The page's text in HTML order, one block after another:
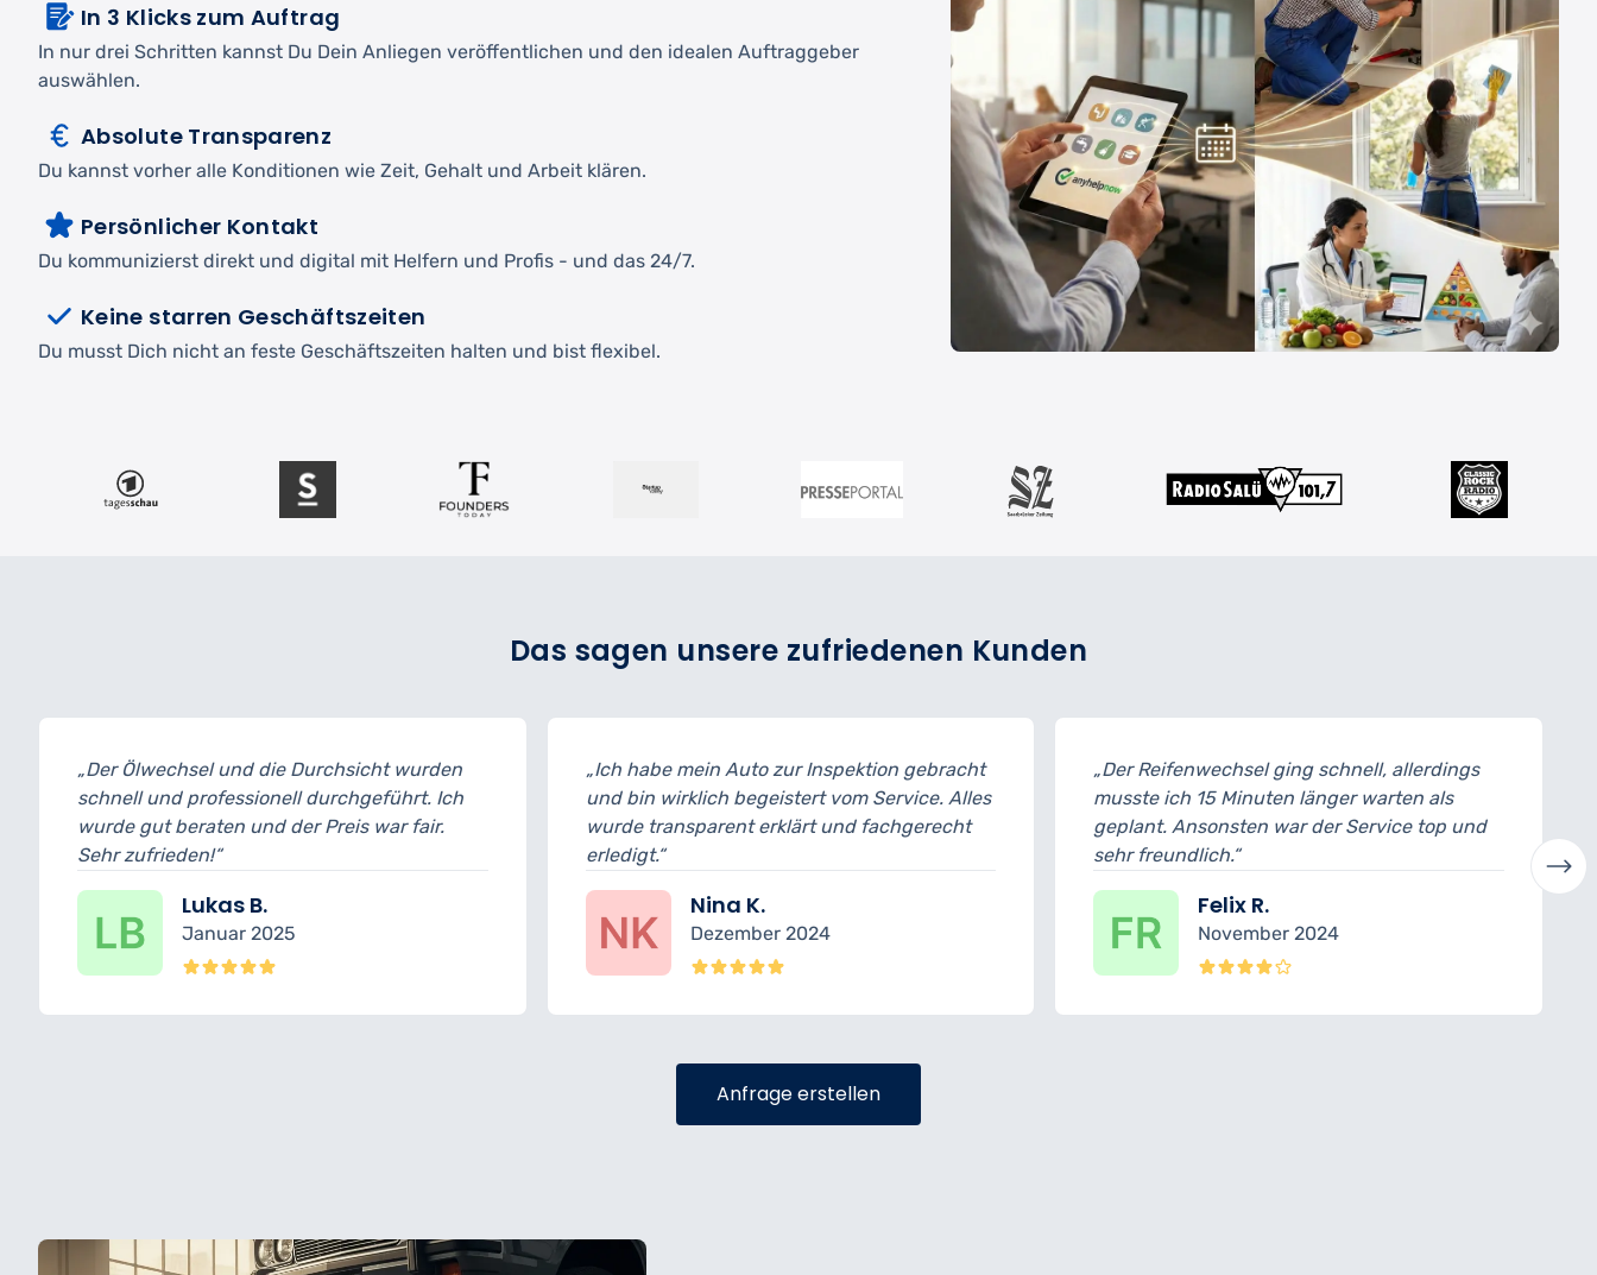
In 3 Klicks zum Auftrag
In nur drei Schritten kannst Du Dein Anliegen veröffentlichen und den idealen Auftraggeber
auswählen.
Absolute Transparenz
Du kannst vorher alle Konditionen wie Zeit, Gehalt und Arbeit klären.
Persönlicher Kontakt
Du kommunizierst direkt und digital mit Helfern und Profis - und das 24/7.
Keine starren Geschäftszeiten
Du musst Dich nicht an feste Geschäftszeiten halten und bist flexibel.
Das sagen unsere zufriedenen Kunden
und die Durchsicht wurden
professionell durchgeführt. Ich
und der Preis war fair.
Lukas B.
Januar 2025
„Ich habe mein Auto zur Inspektion gebracht
und bin wirklich begeistert vom Service. Alles
wurde transparent erklärt und fachgerecht
Nina K.
Dezember 2024
„Der Reifenwechsel ging schnell, allerdings
musste ich 15 Minuten länger warten als
geplant. Ansonsten war der Service top und
Felix R.
November 2024
„Meine Bremsen
ich konnte das
abholen. Der
verständlich
Anfrage erstellen